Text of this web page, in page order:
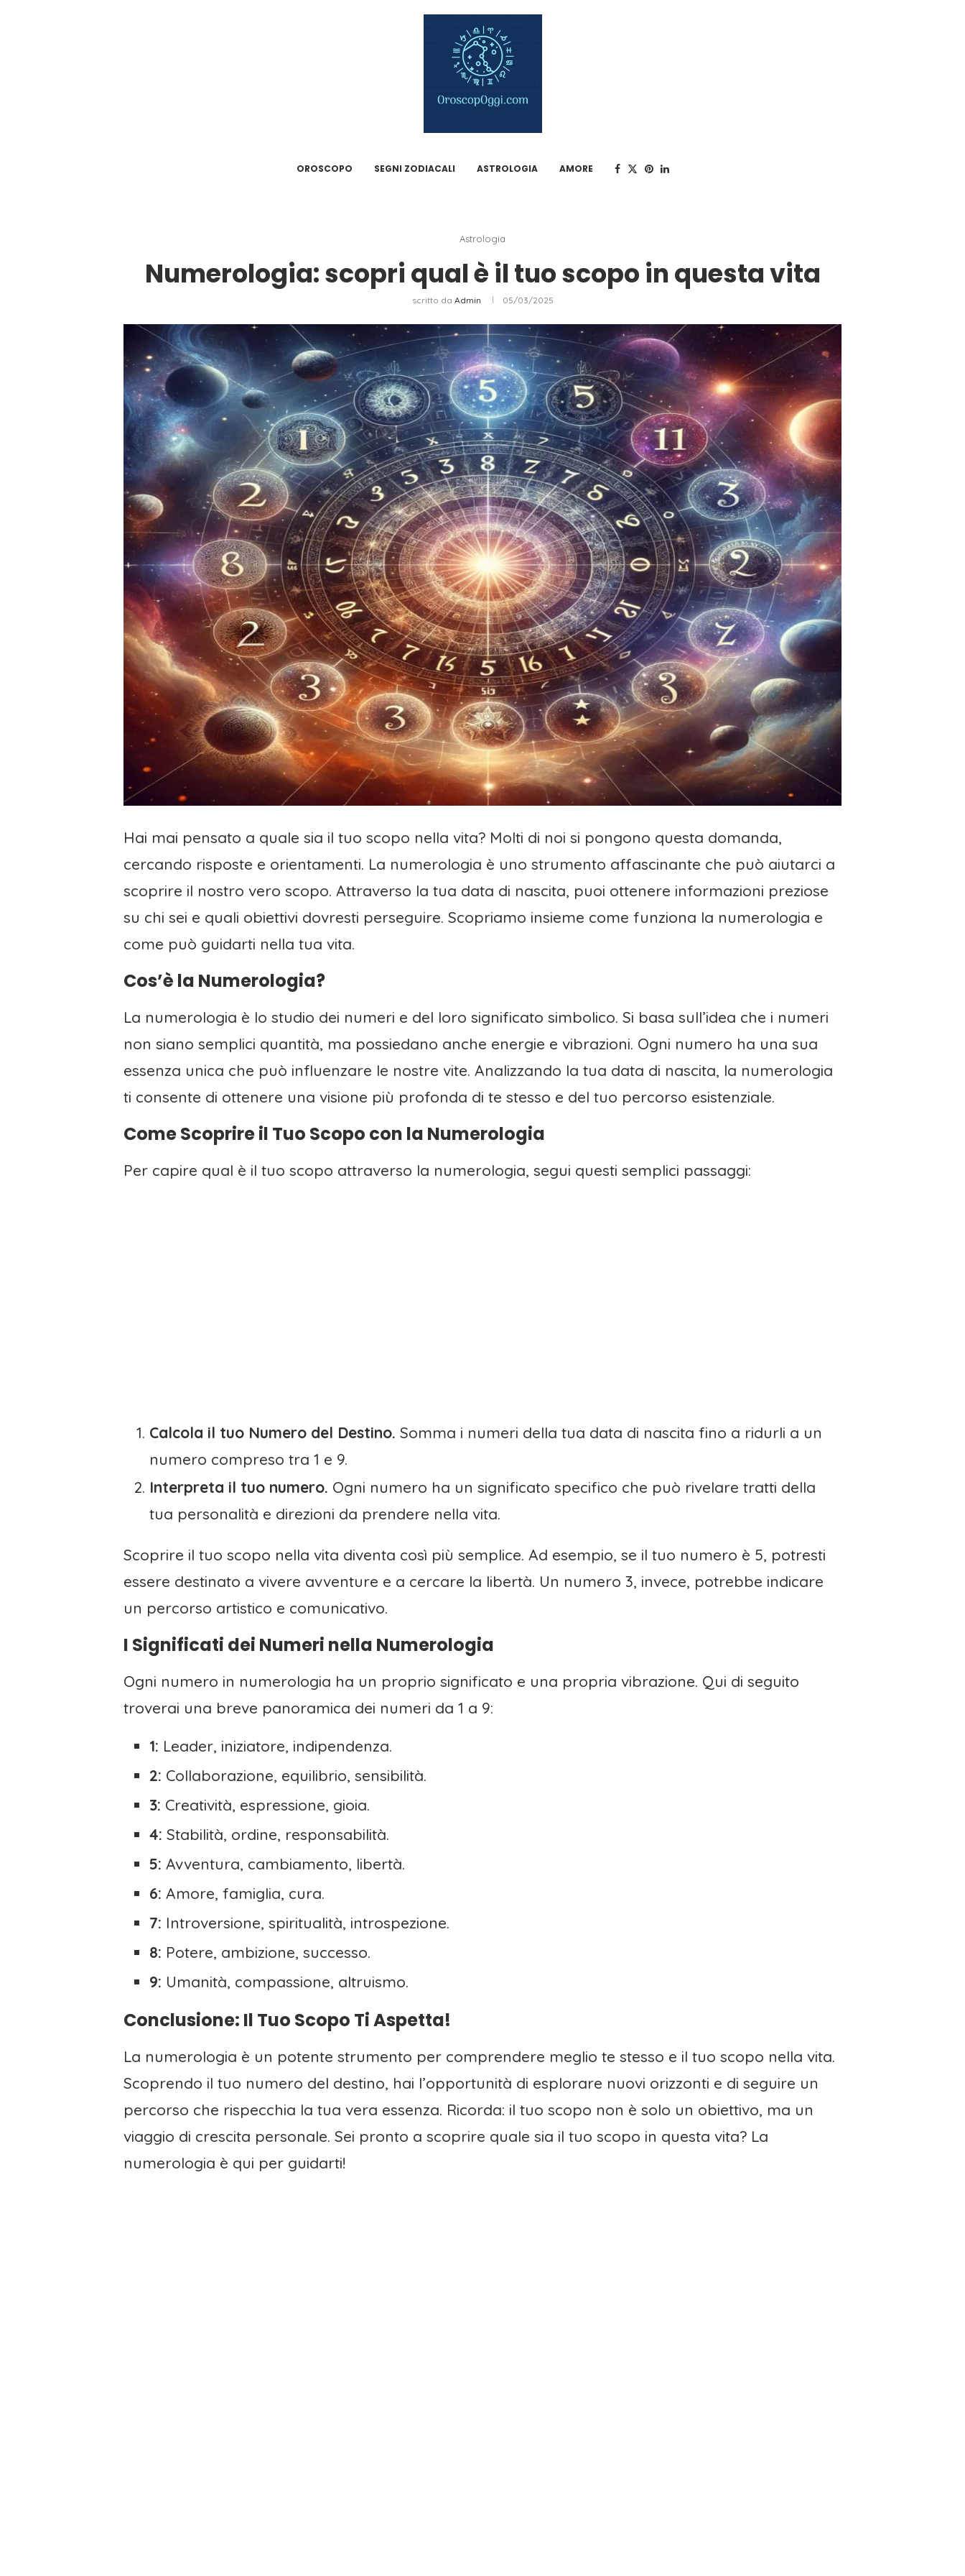
OROSCOPO SEGNI ZODIACALI ASTROLOGIA AMORE
Astrologia
Numerologia: scopri qual è il tuo scopo in questa vita
scritto da Admin 05/03/2025
Hai mai pensato a quale sia il tuo scopo nella vita? Molti di noi si pongono questa domanda,
cercando risposte e orientamenti. La numerologia è uno strumento affascinante che può aiutarci a
scoprire il nostro vero scopo. Attraverso la tua data di nascita, puoi ottenere informazioni preziose
su chi sei e quali obiettivi dovresti perseguire. Scopriamo insieme come funziona la numerologia e
come può guidarti nella tua vita.
Cos’è la Numerologia?
La numerologia è lo studio dei numeri e del loro significato simbolico. Si basa sull’idea che i numeri
non siano semplici quantità, ma possiedano anche energie e vibrazioni. Ogni numero ha una sua
essenza unica che può influenzare le nostre vite. Analizzando la tua data di nascita, la numerologia
ti consente di ottenere una visione più profonda di te stesso e del tuo percorso esistenziale.
Come Scoprire il Tuo Scopo con la Numerologia
Per capire qual è il tuo scopo attraverso la numerologia, segui questi semplici passaggi:
Calcola il tuo Numero del Destino. Somma i numeri della tua data di nascita fino a ridurli a un
numero compreso tra 1 e 9.
Interpreta il tuo numero. Ogni numero ha un significato specifico che può rivelare tratti della
tua personalità e direzioni da prendere nella vita.
Scoprire il tuo scopo nella vita diventa così più semplice. Ad esempio, se il tuo numero è 5, potresti
essere destinato a vivere avventure e a cercare la libertà. Un numero 3, invece, potrebbe indicare
un percorso artistico e comunicativo.
I Significati dei Numeri nella Numerologia
Ogni numero in numerologia ha un proprio significato e una propria vibrazione. Qui di seguito
troverai una breve panoramica dei numeri da 1 a 9:
1: Leader, iniziatore, indipendenza.
2: Collaborazione, equilibrio, sensibilità.
3: Creatività, espressione, gioia.
4: Stabilità, ordine, responsabilità.
5: Avventura, cambiamento, libertà.
6: Amore, famiglia, cura.
7: Introversione, spiritualità, introspezione.
8: Potere, ambizione, successo.
9: Umanità, compassione, altruismo.
Conclusione: Il Tuo Scopo Ti Aspetta!
La numerologia è un potente strumento per comprendere meglio te stesso e il tuo scopo nella vita.
Scoprendo il tuo numero del destino, hai l’opportunità di esplorare nuovi orizzonti e di seguire un
percorso che rispecchia la tua vera essenza. Ricorda: il tuo scopo non è solo un obiettivo, ma un
viaggio di crescita personale. Sei pronto a scoprire quale sia il tuo scopo in questa vita? La
numerologia è qui per guidarti!